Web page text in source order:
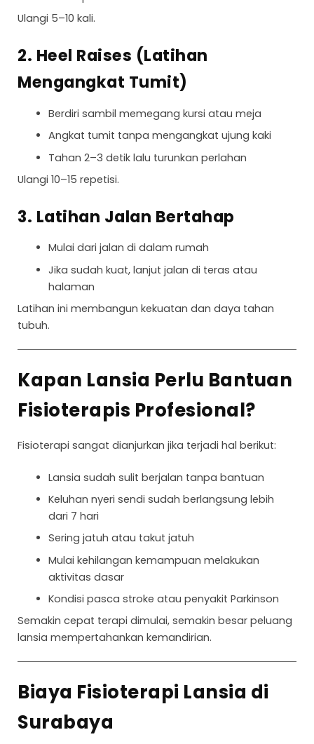
Ulangi 5–10 kali.
2. Heel Raises (Latihan
Mengangkat Tumit)
Berdiri sambil memegang kursi atau meja
Angkat tumit tanpa mengangkat ujung kaki
Tahan 2–3 detik lalu turunkan perlahan
Ulangi 10–15 repetisi.
3. Latihan Jalan Bertahap
Mulai dari jalan di dalam rumah
Jika sudah kuat, lanjut jalan di teras atau
halaman
Latihan ini membangun kekuatan dan daya tahan
tubuh.
Kapan Lansia Perlu Bantuan
Fisioterapis Profesional?
Fisioterapi sangat dianjurkan jika terjadi hal berikut:
Lansia sudah sulit berjalan tanpa bantuan
Keluhan nyeri sendi sudah berlangsung lebih
dari 7 hari
Sering jatuh atau takut jatuh
Mulai kehilangan kemampuan melakukan
aktivitas dasar
Kondisi pasca stroke atau penyakit Parkinson
Semakin cepat terapi dimulai, semakin besar peluang
lansia mempertahankan kemandirian.
Biaya Fisioterapi Lansia di
Surabaya